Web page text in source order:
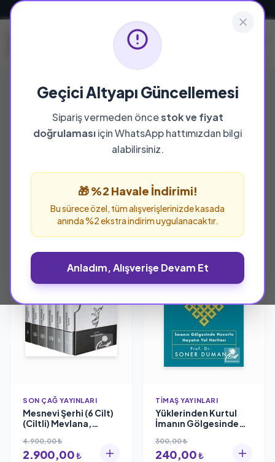
Geçici Altyapı Güncellemesi
Sipariş vermeden öncestok ve fiyat
doğrulamasıiçin WhatsApp hattımızdan bilgi
alabilirsiniz.
🎁 %2 Havale İndirimi!
Bu sürece özel, tüm alışverişlerinizde kasada
anında %2 ekstra indirim uygulanacaktır.
Anladım, Alışverişe Devam Et
✨ Yeni Çıkanlar
Matbaadan yeni çıkmış, raflardaki en taze
eserler.
%41 İNDİRİM
SON ÇAĞ YAYINLARI
Mesnevi Şerhi (6 Cilt)
(Ciltli) Mevlana,
4.900,00 ₺
2.900,00₺
%20 İNDİRİM
TIMAŞ YAYINLARI
Yüklerinden Kurtul
İmanın Gölgesinde
Haritası Soner Duman
300,00 ₺
240,00₺